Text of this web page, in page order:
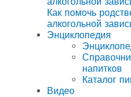
Как помочь
алкогольной
Энциклопедия
напитков
Каталог
Видео